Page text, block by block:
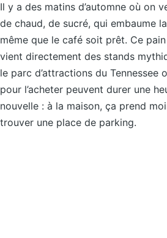
Il y a des matins d’automne où on
de chaud, de sucré, qui embaume
même que le café soit prêt. Ce
vient directement des stands
le parc d’attractions du Tennessee
pour l’acheter peuvent durer une
nouvelle : à la maison, ça prend
trouver une place de parking.